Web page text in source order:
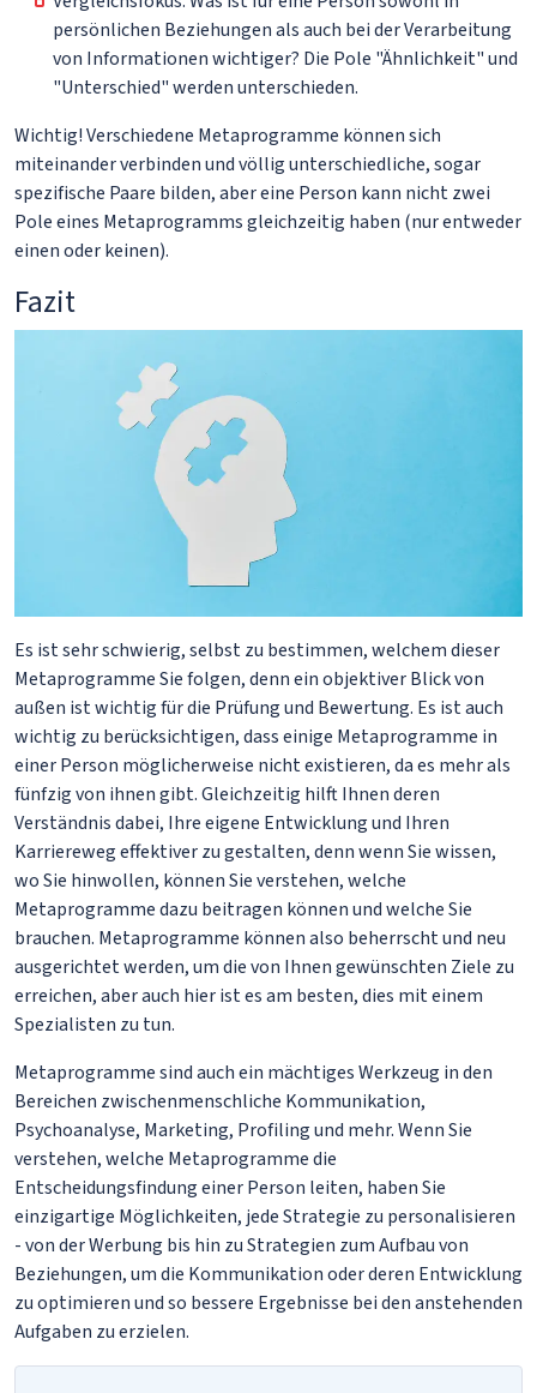
persönlichen Beziehungen als auch bei der Verarbeitung
von Informationen wichtiger? Die Pole "Ähnlichkeit" und
"Unterschied" werden unterschieden.
Wichtig! Verschiedene Metaprogramme können sich
miteinander verbinden und völlig unterschiedliche, sogar
spezifische Paare bilden, aber eine Person kann nicht zwei
Pole eines Metaprogramms gleichzeitig haben (nur entweder
einen oder keinen).
Fazit
Es ist sehr schwierig, selbst zu bestimmen, welchem dieser
Metaprogramme Sie folgen, denn ein objektiver Blick von
außen ist wichtig für die Prüfung und Bewertung. Es ist auch
wichtig zu berücksichtigen, dass einige Metaprogramme in
einer Person möglicherweise nicht existieren, da es mehr als
fünfzig von ihnen gibt. Gleichzeitig hilft Ihnen deren
Verständnis dabei, Ihre eigene Entwicklung und Ihren
Karriereweg effektiver zu gestalten, denn wenn Sie wissen,
wo Sie hinwollen, können Sie verstehen, welche
Metaprogramme dazu beitragen können und welche Sie
brauchen. Metaprogramme können also beherrscht und neu
ausgerichtet werden, um die von Ihnen gewünschten Ziele zu
erreichen, aber auch hier ist es am besten, dies mit einem
Spezialisten zu tun.
Metaprogramme sind auch ein mächtiges Werkzeug in den
Bereichen zwischenmenschliche Kommunikation,
Psychoanalyse, Marketing, Profiling und mehr. Wenn Sie
verstehen, welche Metaprogramme die
Entscheidungsfindung einer Person leiten, haben Sie
einzigartige Möglichkeiten, jede Strategie zu personalisieren
- von der Werbung bis hin zu Strategien zum Aufbau von
Beziehungen, um die Kommunikation oder deren Entwicklung
zu optimieren und so bessere Ergebnisse bei den anstehenden
Aufgaben zu erzielen.